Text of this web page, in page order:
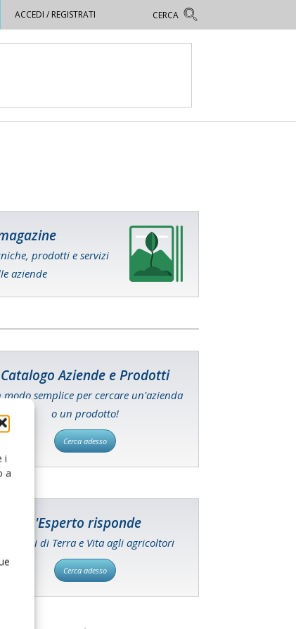
i
a
ACCEDI / REGISTRATI
prodotti e servizi
aziende
Catalogo Aziende e Prodotti
modo semplice per cercare un'azienda
o un prodotto!
Cerca adesso
L'Esperto risponde
I consigli di Terra e Vita agli agricoltori
Cerca adesso